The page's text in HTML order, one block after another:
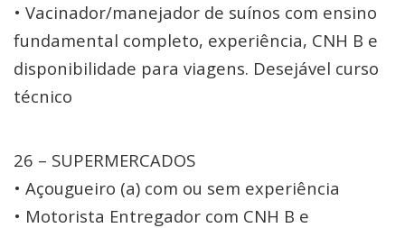
• Vacinador/manejador de suínos com ensino
fundamental completo, experiência, CNH B e
disponibilidade para viagens. Desejável curso
técnico
26 – SUPERMERCADOS
• Açougueiro (a) com ou sem experiência
• Motorista Entregador com CNH B e